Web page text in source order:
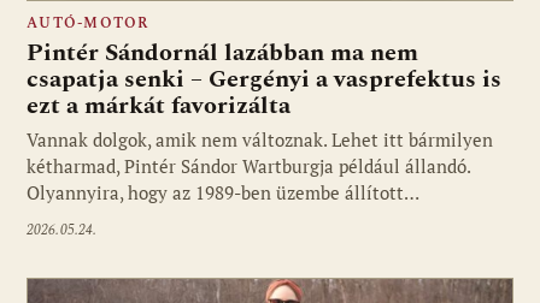
AUTÓ-MOTOR
Pintér Sándornál lazábban ma nem
csapatja senki – Gergényi a vasprefektus is
ezt a márkát favorizálta
Vannak dolgok, amik nem változnak. Lehet itt bármilyen
kétharmad, Pintér Sándor Wartburgja például állandó.
Olyannyira, hogy az 1989-ben üzembe állított…
2026.05.24.